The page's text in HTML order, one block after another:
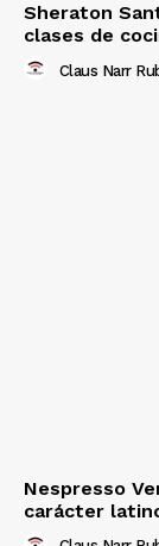
Sheraton
clases de
Claus Narr
Nespresso
carácter